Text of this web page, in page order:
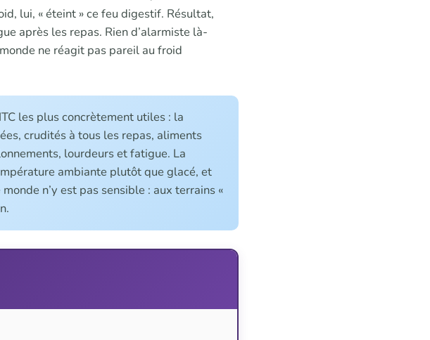
lui, « éteint » ce feu digestif. Résultat,
après les repas. Rien d’alarmiste là-
ne réagit pas pareil au froid
les plus concrètement utiles : la
crudités à tous les repas, aliments
lourdeurs et fatigue. La
ambiante plutôt que glacé, et
n’y est pas sensible : aux terrains «